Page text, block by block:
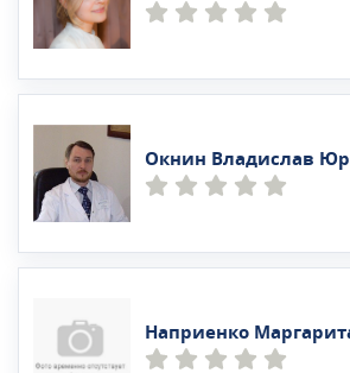
Окнин Владислав
Наприенко